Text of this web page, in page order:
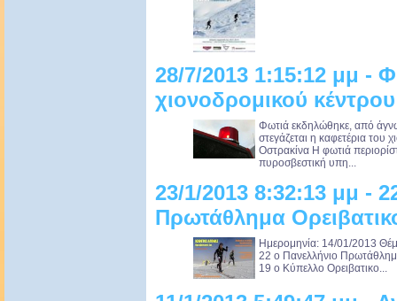
28/7/2013 1:15:12 μμ -
χιονοδρομικού
Φωτιά εκδηλώθηκε, από
στεγάζεται η καφετέρια του
Οστρακίνα Η φωτιά
πυροσβεστική υπη...
23/1/2013 8:32:13 μμ -
Πρωτάθλημα
Ημερομηνία: 14/01/2013
22 ο Πανελλήνιο
19 ο Κύπελλο Ορειβατικο...